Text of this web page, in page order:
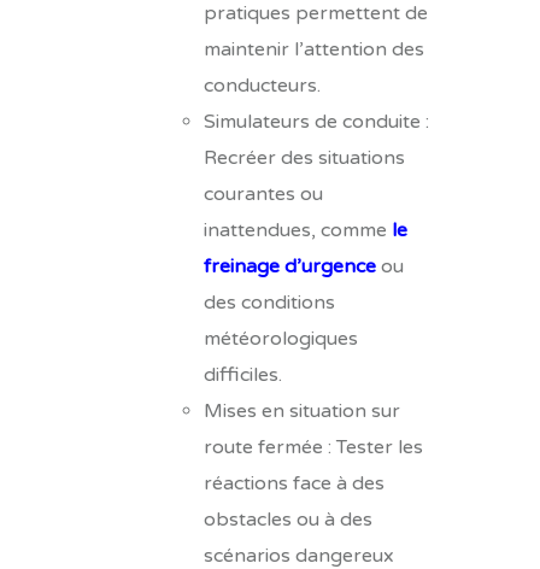
pratiques permettent de
maintenir l’attention des
conducteurs.
Simulateurs de conduite :
Recréer des situations
courantes ou
inattendues, comme le
freinage d’urgence ou
des conditions
météorologiques
difficiles.
Mises en situation sur
route fermée : Tester les
réactions face à des
obstacles ou à des
scénarios dangereux